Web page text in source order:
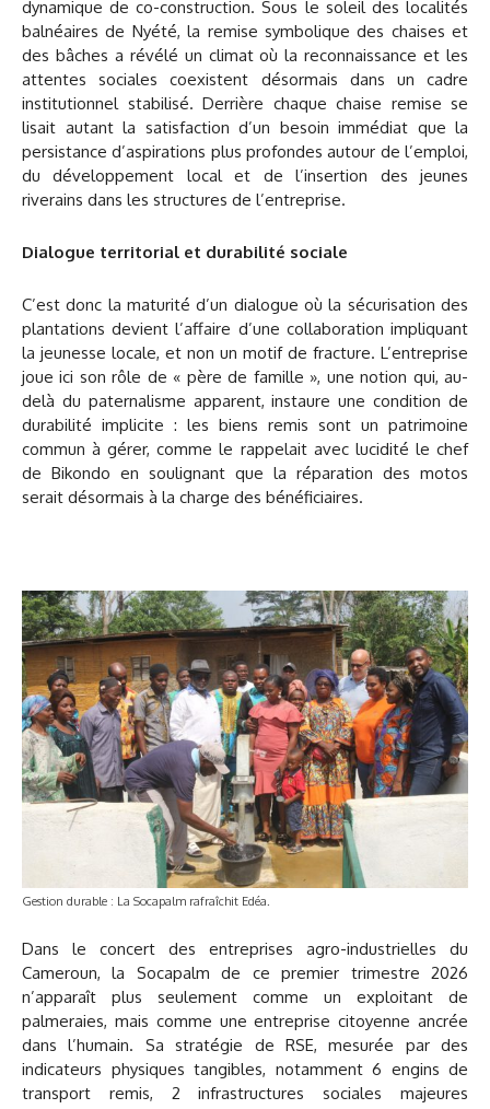
dynamique de co-construction. Sous le soleil des localités
balnéaires de Nyété, la remise symbolique des chaises et
des bâches a révélé un climat où la reconnaissance et les
attentes sociales coexistent désormais dans un cadre
institutionnel stabilisé. Derrière chaque chaise remise se
lisait autant la satisfaction d’un besoin immédiat que la
persistance d’aspirations plus profondes autour de l’emploi,
du développement local et de l’insertion des jeunes
riverains dans les structures de l’entreprise.
Dialogue territorial et durabilité sociale
C’est donc la maturité d’un dialogue où la sécurisation des
plantations devient l’affaire d’une collaboration impliquant
la jeunesse locale, et non un motif de fracture. L’entreprise
joue ici son rôle de « père de famille », une notion qui, au-
delà du paternalisme apparent, instaure une condition de
durabilité implicite : les biens remis sont un patrimoine
commun à gérer, comme le rappelait avec lucidité le chef
de Bikondo en soulignant que la réparation des motos
serait désormais à la charge des bénéficiaires.
Gestion durable : La Socapalm rafraîchit Edéa.
Dans le concert des entreprises agro-industrielles du
Cameroun, la Socapalm de ce premier trimestre 2026
n’apparaît plus seulement comme un exploitant de
palmeraies, mais comme une entreprise citoyenne ancrée
dans l’humain. Sa stratégie de RSE, mesurée par des
indicateurs physiques tangibles, notamment 6 engins de
transport remis, 2 infrastructures sociales majeures